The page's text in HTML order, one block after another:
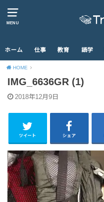
MENU
ホーム 仕事 教育 語学
HOME
IMG_6636GR (1)
2018年12月9日
ツイート シェア